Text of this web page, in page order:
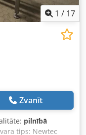
1 / 17
Zvanīt
pilnībā
tips: Newtec